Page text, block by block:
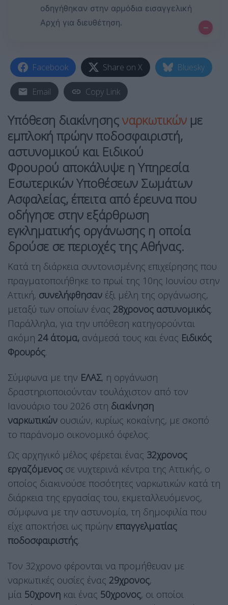
οδηγήθηκαν στην αρμόδια εισαγγελική
Αρχή για διευθέτηση.
–
Facebook Share on X Bluesky
Email Copy Link
Υπόθεση διακίνησηςναρκωτικών με
εμπλοκή πρώην ποδοσφαιριστή,
αστυνομικού και Ειδικού
Φρουρού αποκάλυψε η Υπηρεσία
Εσωτερικών Υποθέσεων Σωμάτων
Ασφαλείας, έπειτα από έρευνα που
οδήγησε στην εξάρθρωση
εγκληματικής οργάνωσης η οποία
δρούσε σε περιοχές της Αθήνας.
Κατά τη διάρκεια συντονισμένης επιχείρησης που
πραγματοποιήθηκε το πρωί της 10ης Ιουνίου στην
Αττική, συνελήφθησαν έξι μέλη της οργάνωσης,
μεταξύ των οποίων ένας 28χρονος αστυνομικός.
Παράλληλα, για την υπόθεση κατηγορούνται
ακόμη 24 άτομα, ανάμεσά τους και ένας Ειδικός
Φρουρός.
Σύμφωνα με την ΕΛΑΣ, η οργάνωση
δραστηριοποιούνταν τουλάχιστον από τον
Ιανουάριο του 2026 στη διακίνηση
ναρκωτικών ουσιών, κυρίως κοκαΐνης, με σκοπό
το παράνομο οικονομικό όφελος.
Ως αρχηγικό μέλος φέρεται ένας 32χρονος
εργαζόμενος σε νυχτερινά κέντρα της Αττικής, ο
οποίος διακινούσε ποσότητες ναρκωτικών κατά τη
διάρκεια της εργασίας του, εκμεταλλευόμενος,
σύμφωνα με την αστυνομία, τη δημοφιλία που
είχε αποκτήσει ως πρώην επαγγελματίας
ποδοσφαιριστής.
Τον 32χρονο φέρονται να προμήθευαν με
ναρκωτικές ουσίες ένας 29χρονος,
μία 50χρονη και ένας 50χρονος, οι οποίοι